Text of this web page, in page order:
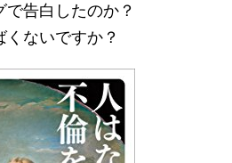
告白したのか？
ないですか？